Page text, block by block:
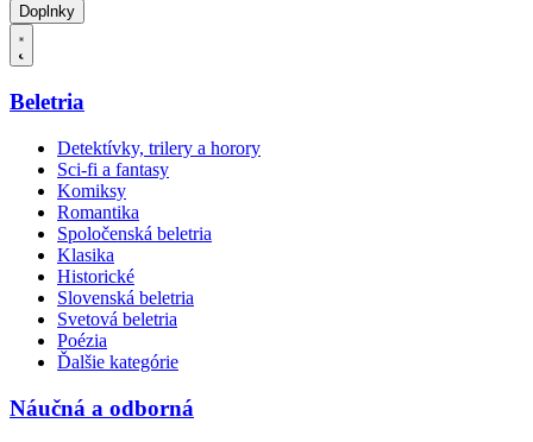
Doplnky
Beletria
Detektívky, trilery a horory
Sci-fi a fantasy
Komiksy
Romantika
Spoločenská beletria
Klasika
Historické
Slovenská beletria
Svetová beletria
Poézia
Ďalšie kategórie
Náučná a odborná